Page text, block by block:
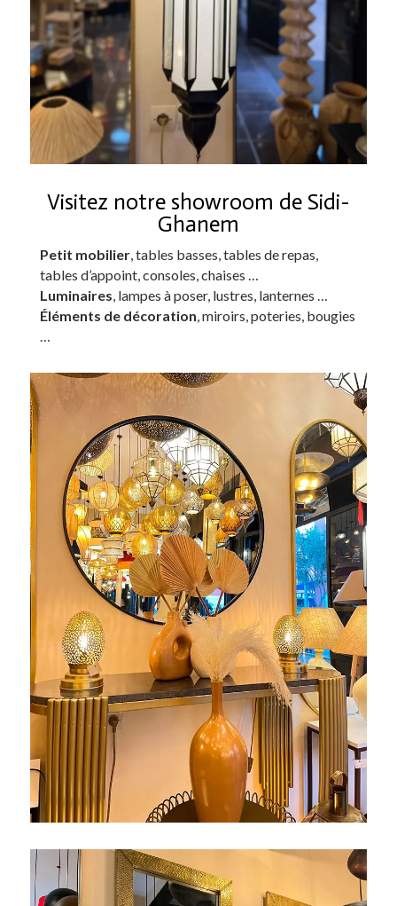
Visitez notre showroom de Sidi-
Ghanem
Petit mobilier, tables basses, tables de repas,
tables d’appoint, consoles, chaises …
Luminaires , lampes à poser, lustres, lanternes …
Éléments de décoration , miroirs, poteries, bougies